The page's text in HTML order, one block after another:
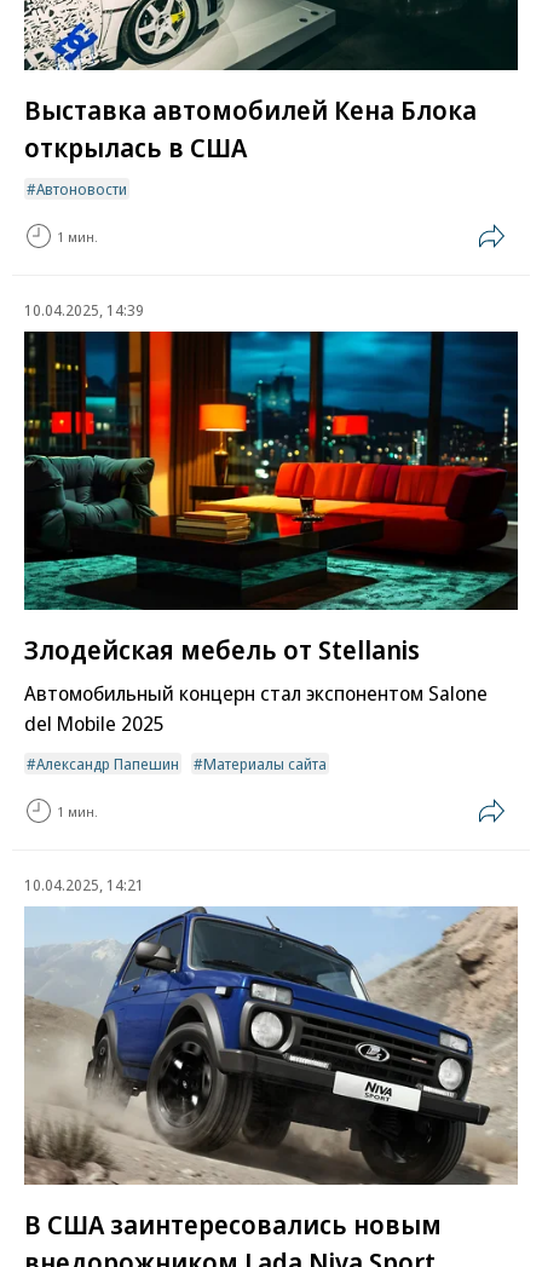
Выставка автомобилей Кена Блока
открылась в США
Автоновости
1 мин.
10.04.2025, 14:39
Злодейская мебель от Stellanis
Автомобильный концерн стал экспонентом Salone
del Mobile 2025
Александр Папешин Материалы сайта
1 мин.
10.04.2025, 14:21
В США заинтересовались новым